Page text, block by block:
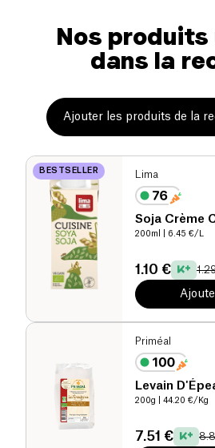
Nos
dans la
Ajouter les produits de la
BESTSELLER Lima
Soja Crème
200ml | 6.45 €/L
1.10 €
Priméal
Levain
200g | 44.20 €/Kg
7.51 €